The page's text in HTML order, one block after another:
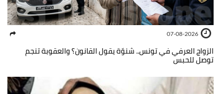
07-08-2026
الزواج العرفي في تونس.. شنوّة يقول القانون؟ والعقوبة تنجم
توصل للحبس